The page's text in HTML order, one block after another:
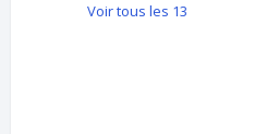
Voir tous les 13